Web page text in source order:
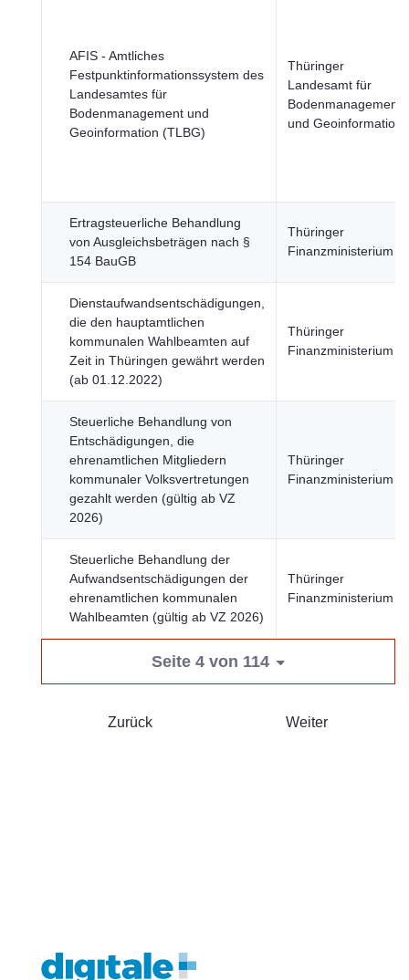
AFIS - Amtliches
Festpunktinformationssystem des
Landesamtes für
Bodenmanagement und
Geoinformation (TLBG)
Thüringer
Landesamt für
Bodenmanagement
und Geoinformation
Ertragsteuerliche Behandlung
von Ausgleichsbeträgen nach §
154 BauGB
Thüringer
Finanzministerium
Dienstaufwandsentschädigungen,
die den hauptamtlichen
kommunalen Wahlbeamten auf
Zeit in Thüringen gewährt werden
(ab 01.12.2022)
Thüringer
Finanzministerium
Steuerliche Behandlung von
Entschädigungen, die
ehrenamtlichen Mitgliedern
kommunaler Volksvertretungen
gezahlt werden (gültig ab VZ
2026)
Thüringer
Finanzministerium
Steuerliche Behandlung der
Aufwandsentschädigungen der
ehrenamtlichen kommunalen
Wahlbeamten (gültig ab VZ 2026)
Thüringer
Finanzministerium
Seite 4 von 114
Zurück Weiter